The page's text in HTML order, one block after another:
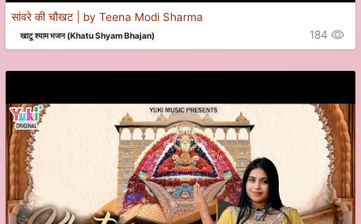
सांवरे की चौखट | by Teena Modi Sharma
खाटू श्याम भजन (Khatu Shyam Bhajan) 184